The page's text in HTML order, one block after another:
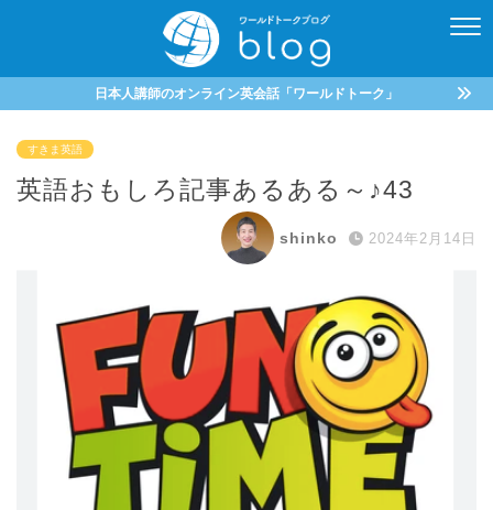
日本人講師のオンライン英会話「ワールドトーク」
すきま英語
英語おもしろ記事あるある～♪43
shinko 2024年2月14日